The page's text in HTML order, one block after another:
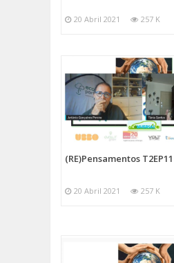
20 Abril 2021 257 K
(RE)Pensamentos T2EP11
20 Abril 2021 257 K